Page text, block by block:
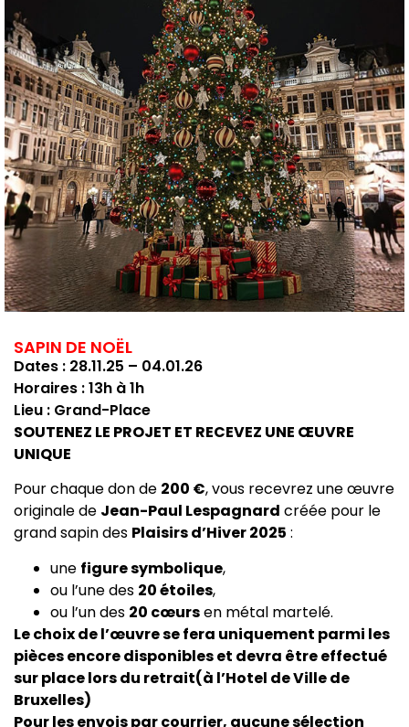
SAPIN DE NOËL
Dates : 28.11.25 – 04.01.26
Horaires : 13h à 1h
Lieu : Grand-Place
SOUTENEZ LE PROJET ET RECEVEZ UNE ŒUVRE
UNIQUE
Pour chaque don de 200 €, vous recevrez une œuvre
originale de Jean-Paul Lespagnard créée pour le
grand sapin des Plaisirs d’Hiver 2025 :
une figure symbolique,
ou l’une des 20 étoiles,
ou l’un des 20 cœursen métal martelé.
Le choix de l’œuvre se fera uniquement parmi les
pièces encore disponibles et devra être effectué
sur place lors du retrait(à l’Hotel de Ville de
Bruxelles)
Pour les envois par courrier, aucune sélection